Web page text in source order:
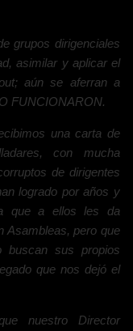
grupos dirigenciales
asimilar y aplicar el
aún se aferran a
FUNCIONARON.
una carta de
con mucha
de dirigentes
logrado por años y
que a ellos les da
Asambleas, pero que
buscan sus propios
que nos dejó el
nuestro Director